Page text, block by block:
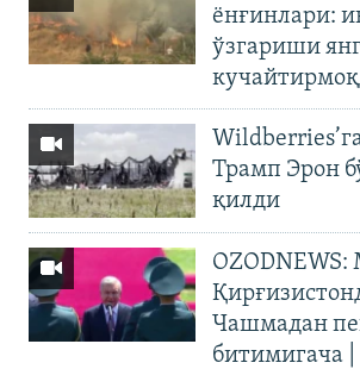
ёнғинлари:
ўзгариши
Трамп Эрон
қилди
Чашмадан
битимигача